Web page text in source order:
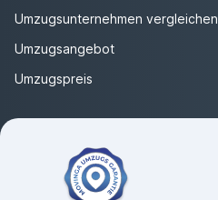
Umzugsunternehmen vergleichen
Umzugsangebot
Umzugspreis